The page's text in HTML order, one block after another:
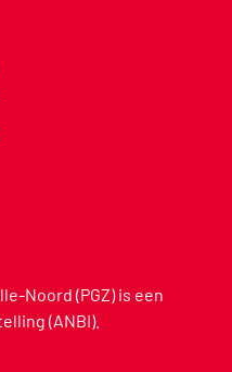
Noord (PGZ) is een
(ANBI).